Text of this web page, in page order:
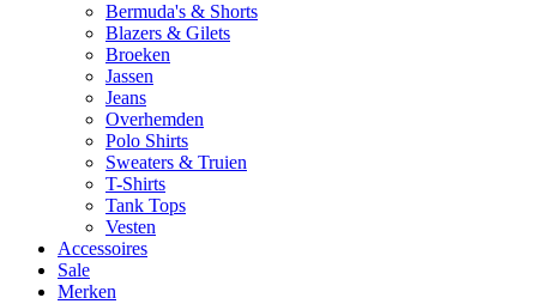
Bermuda's & Shorts
Blazers & Gilets
Broeken
Jassen
Jeans
Overhemden
Polo Shirts
Sweaters & Truien
T-Shirts
Tank Tops
Vesten
Accessoires
Sale
Merken